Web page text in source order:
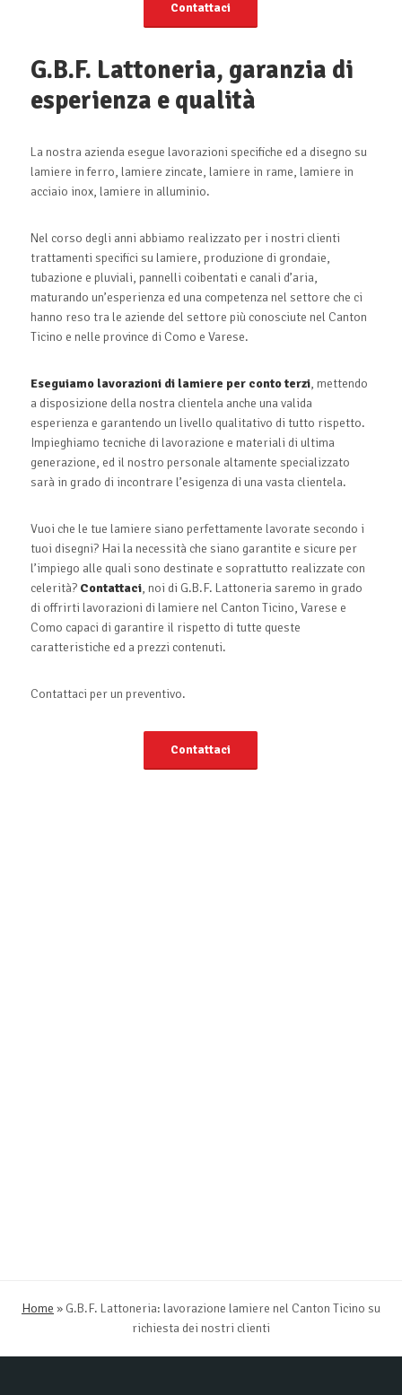
Contattaci
G.B.F. Lattoneria, garanzia di
esperienza e qualità
La nostra azienda esegue lavorazioni specifiche ed a disegno su
lamiere in ferro, lamiere zincate, lamiere in rame, lamiere in
acciaio inox, lamiere in alluminio.
Nel corso degli anni abbiamo realizzato per i nostri clienti
trattamenti specifici su lamiere, produzione di grondaie,
tubazione e pluviali, pannelli coibentati e canali d’aria,
maturando un’esperienza ed una competenza nel settore che ci
hanno reso tra le aziende del settore più conosciute nel Canton
Ticino e nelle province di Como e Varese.
Eseguiamo lavorazioni di lamiere per conto terzi, mettendo
a disposizione della nostra clientela anche una valida
esperienza e garantendo un livello qualitativo di tutto rispetto.
Impieghiamo tecniche di lavorazione e materiali di ultima
generazione, ed il nostro personale altamente specializzato
sarà in grado di incontrare l’esigenza di una vasta clientela.
Vuoi che le tue lamiere siano perfettamente lavorate secondo i
tuoi disegni? Hai la necessità che siano garantite e sicure per
l’impiego alle quali sono destinate e soprattutto realizzate con
celerità? Contattaci, noi di G.B.F. Lattoneria saremo in grado
di offrirti lavorazioni di lamiere nel Canton Ticino, Varese e
Como capaci di garantire il rispetto di tutte queste
caratteristiche ed a prezzi contenuti.
Contattaci per un preventivo.
Contattaci
Home » G.B.F. Lattoneria: lavorazione lamiere nel Canton Ticino su
richiesta dei nostri clienti